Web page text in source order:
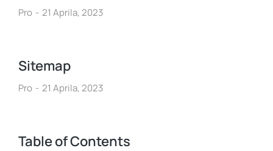
Pro 21 Aprila, 2023
Sitemap
Pro 21 Aprila, 2023
Table of Contents